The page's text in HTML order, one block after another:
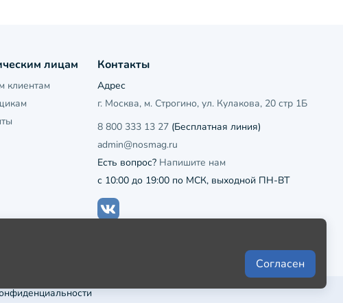
лицам
клиентам
Контакты
Адрес
г. Москва, м. Строгино, ул. Кулакова, 20 стр 1Б
8 800 333 13 27(Бесплатная линия)
admin@nosmag.ru
Есть вопрос? Напишите нам
с 10:00 до 19:00 по МСК, выходной ПН-ВТ
Согласен